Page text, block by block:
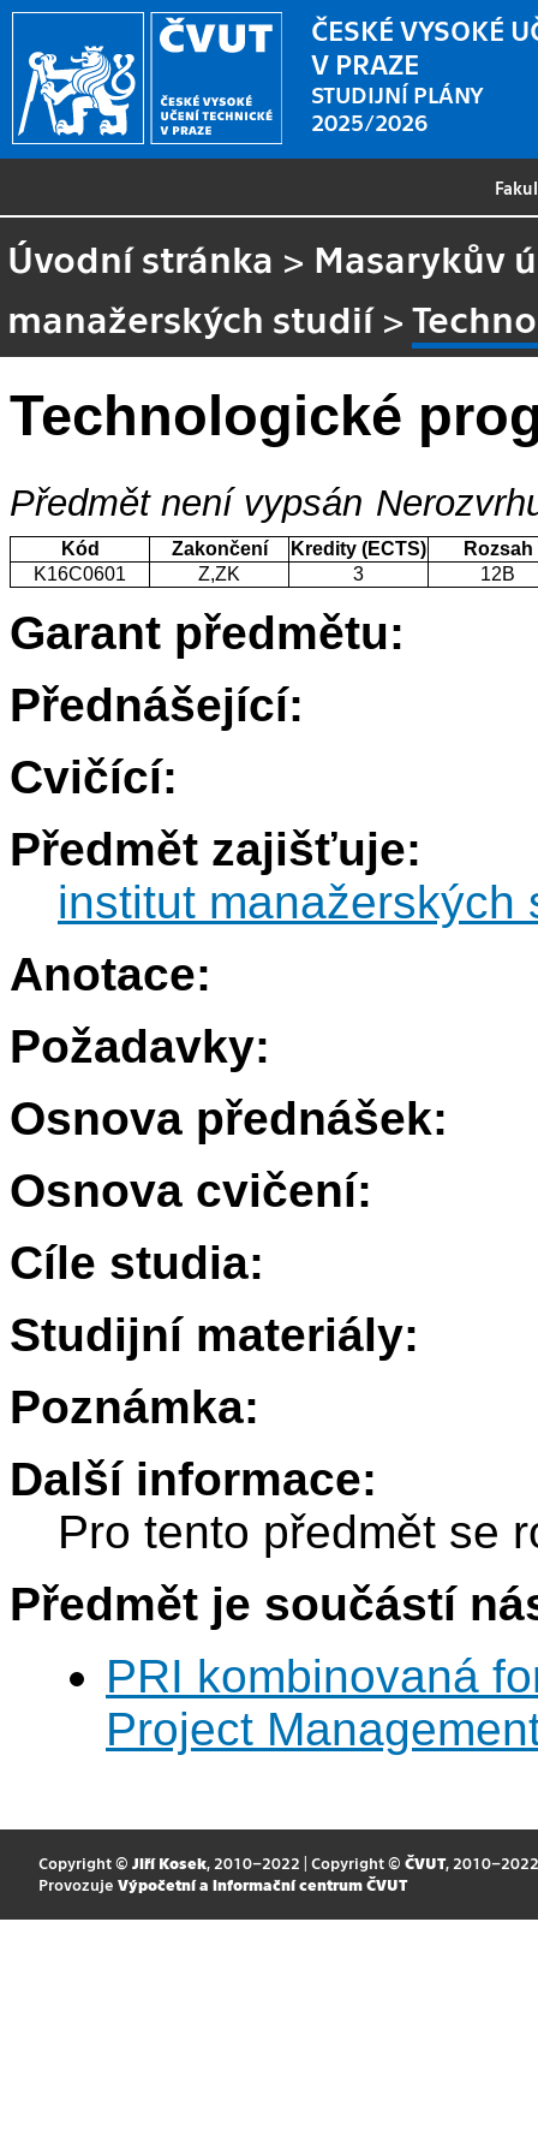
ČESKÉ VYSOKÉ
V PRAZE
STUDIJNÍ PLÁNY
2025/2026
Úvodní stránka > Masarykův
manažerských studií>
Technologické
Předmět není vypsán
Kód Zakončení Kredity (ECTS)
Rozsah
K16C0601
Z,ZK 3 12B
Garant předmětu:
Přednášející:
Cvičící:
Předmět zajišťuje:
institut manažerských
Anotace:
Požadavky:
Osnova přednášek:
Osnova cvičení:
Cíle studia:
Studijní materiály:
Poznámka:
Další informace:
Pro tento předmět se
Předmět je součástí
PRI kombinovaná
Project
Copyright © Jiří Kosek, 2010–2022 | Copyright © ČVUT, 2010–2022
Provozuje Výpočetní a informační centrum ČVUT